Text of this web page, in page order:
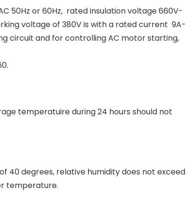
50Hz or 60Hz, rated insulation voltage 660V-
voltage of 380V is with a rated current 9A-
circuit and for controlling AC motor starting,
temperatuire during 24 hours should not
40 degrees, relative humidity does not exceed
temperature.